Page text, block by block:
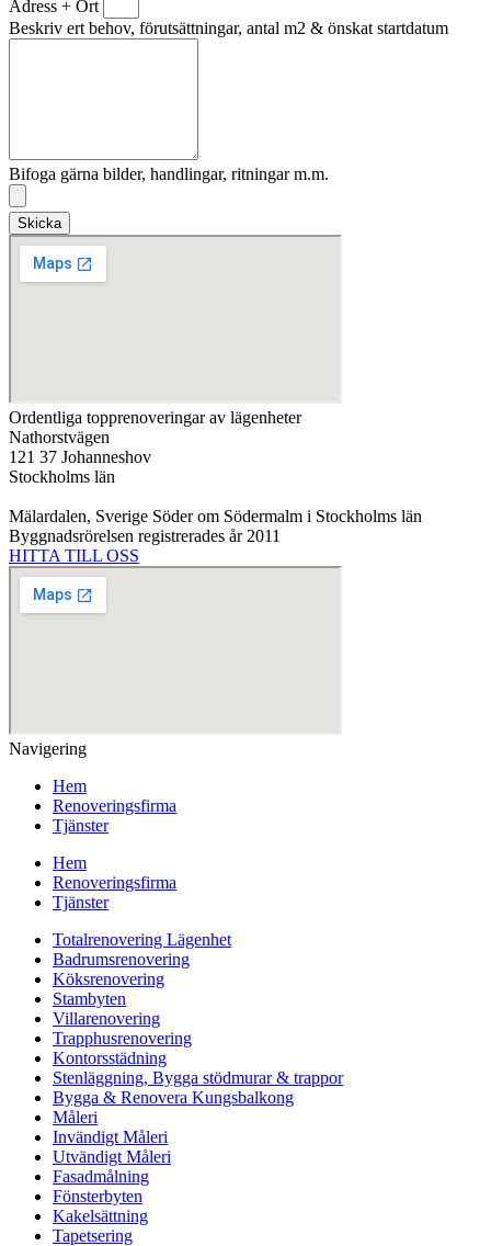
Adress + Ort
Beskriv ert behov, förutsättningar, antal m2 & önskat startdatum
Bifoga gärna bilder, handlingar, ritningar m.m.
Skicka
Ordentliga topprenoveringar av lägenheter
Nathorstvägen
121 37 Johanneshov
Stockholms län
Mälardalen, Sverige Söder om Södermalm i Stockholms län
Byggnadsrörelsen registrerades år 2011
HITTA TILL OSS
Navigering
Hem
Renoveringsfirma
Tjänster
Hem
Renoveringsfirma
Tjänster
Totalrenovering Lägenhet
Badrumsrenovering
Köksrenovering
Stambyten
Villarenovering
Trapphusrenovering
Kontorsstädning
Stenläggning, Bygga stödmurar & trappor
Bygga & Renovera Kungsbalkong
Måleri
Invändigt Måleri
Utvändigt Måleri
Fasadmålning
Fönsterbyten
Kakelsättning
Tapetsering